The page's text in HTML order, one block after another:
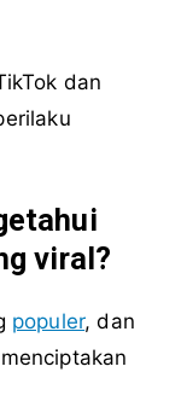
dan
viral?
populer, dan